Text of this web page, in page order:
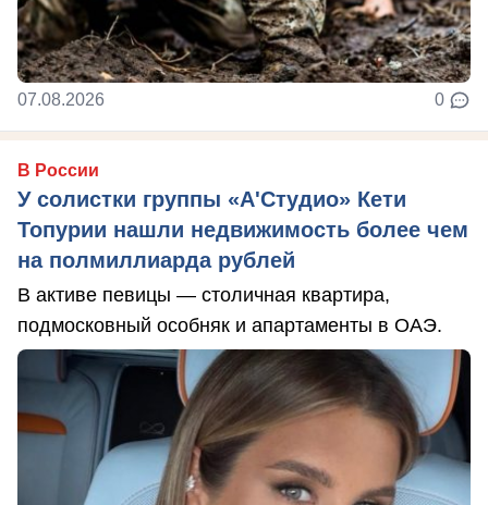
07.08.2026 0
В России
У солистки группы «А'Студио» Кети
Топурии нашли недвижимость более чем
на полмиллиарда рублей
В активе певицы — столичная квартира,
подмосковный особняк и апартаменты в ОАЭ.